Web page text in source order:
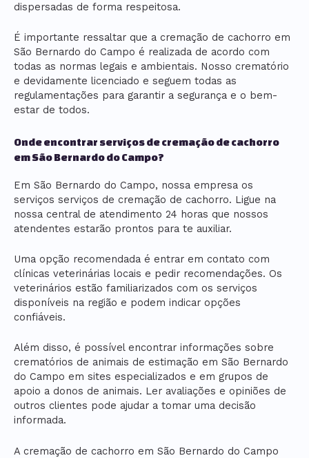
dispersadas de forma respeitosa.
É importante ressaltar que a cremação de cachorro em
São Bernardo do Campo é realizada de acordo com
todas as normas legais e ambientais. Nosso crematório
e devidamente licenciado e seguem todas as
regulamentações para garantir a segurança e o bem-
estar de todos.
Onde encontrar serviços de cremação de cachorro
em São Bernardo do Campo?
Em São Bernardo do Campo, nossa empresa os
serviços serviços de cremação de cachorro. Ligue na
nossa central de atendimento 24 horas que nossos
atendentes estarão prontos para te auxiliar.
Uma opção recomendada é entrar em contato com
clínicas veterinárias locais e pedir recomendações. Os
veterinários estão familiarizados com os serviços
disponíveis na região e podem indicar opções
confiáveis.
Além disso, é possível encontrar informações sobre
crematórios de animais de estimação em São Bernardo
do Campo em sites especializados e em grupos de
apoio a donos de animais. Ler avaliações e opiniões de
outros clientes pode ajudar a tomar uma decisão
informada.
A cremação de cachorro em São Bernardo do Campo